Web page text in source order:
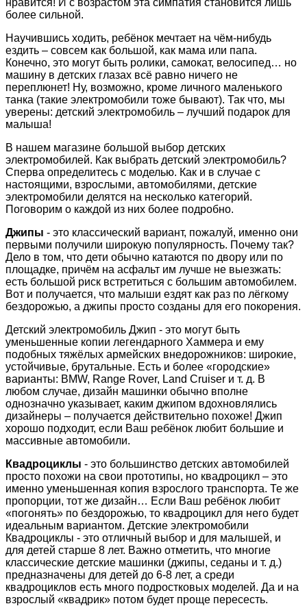
более сильной.
Научившись ходить, ребёнок мечтает на чём-нибудь
ездить – совсем как большой, как мама или папа.
Конечно, это могут быть ролики, самокат, велосипед… но
машину в детских глазах всё равно ничего не
переплюнет! Ну, возможно, кроме личного маленького
танка (такие электромобили тоже бывают). Так что, мы
уверены: детский электромобиль – лучший подарок для
малыша!
В нашем магазине большой выбор детских
электромобилей. Как выбрать детский электромобиль?
Сперва определитесь с моделью. Как и в случае с
настоящими, взрослыми, автомобилями, детские
электромобили делятся на несколько категорий.
Поговорим о каждой из них более подробно.
Джипы - это классический вариант, пожалуй, именно они
первыми получили широкую популярность. Почему так?
Дело в том, что дети обычно катаются по двору или по
площадке, причём на асфальт им лучше не выезжать:
есть большой риск встретиться с большим автомобилем.
Вот и получается, что малыши ездят как раз по лёгкому
бездорожью, а джипы просто созданы для его покорения.
Детский электромобиль Джип - это могут быть
уменьшенные копии легендарного Хаммера и ему
подобных тяжёлых армейских внедорожников: широкие,
устойчивые, брутальные. Есть и более «городские»
варианты: BMW, Range Rover, Land Cruiser и т. д. В
любом случае, дизайн машинки обычно вполне
однозначно указывает, каким джипом вдохновлялись
дизайнеры – получается действительно похоже! Джип
хорошо подходит, если Ваш ребёнок любит большие и
массивные автомобили.
Квадроциклы - это большинство детских автомобилей
просто похожи на свои прототипы, но квадроцикл – это
именно уменьшенная копия взрослого транспорта. Те же
пропорции, тот же дизайн… Если Ваш ребёнок любит
«погонять» по бездорожью, то квадроцикл для него будет
идеальным вариантом. Детские электромобили
Квадроциклы - это отличный выбор и для малышей, и
для детей старше 8 лет. Важно отметить, что многие
классические детские машинки (джипы, седаны и т. д.)
предназначены для детей до 6-8 лет, а среди
квадроциклов есть много подростковых моделей. Да и на
взрослый «квадрик» потом будет проще пересесть.